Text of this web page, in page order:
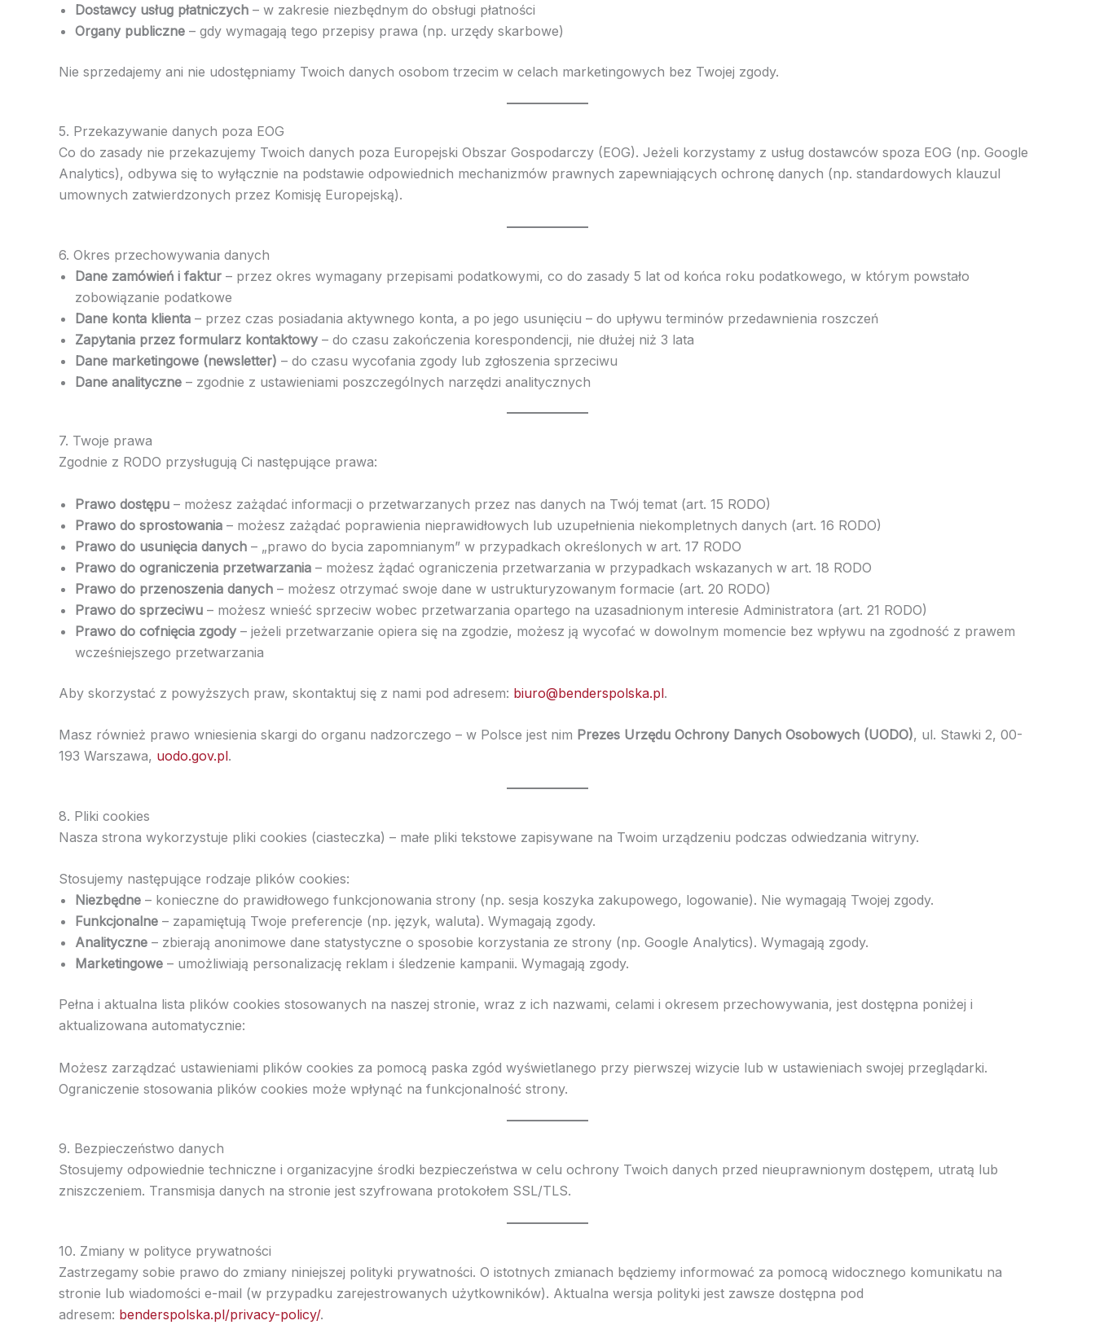
Dostawcy usług płatniczych – w zakresie niezbędnym do obsługi płatności
Organy publiczne – gdy wymagają tego przepisy prawa (np. urzędy skarbowe)
Nie sprzedajemy ani nie udostępniamy Twoich danych osobom trzecim w celach marketingowych bez Twojej zgody.
5. Przekazywanie danych poza EOG
Co do zasady nie przekazujemy Twoich danych poza Europejski Obszar Gospodarczy (EOG). Jeżeli korzystamy z usług dostawców spoza EOG (np. Google
Analytics), odbywa się to wyłącznie na podstawie odpowiednich mechanizmów prawnych zapewniających ochronę danych (np. standardowych klauzul
umownych zatwierdzonych przez Komisję Europejską).
6. Okres przechowywania danych
Dane zamówień i faktur – przez okres wymagany przepisami podatkowymi, co do zasady 5 lat od końca roku podatkowego, w którym powstało
zobowiązanie podatkowe
Dane konta klienta – przez czas posiadania aktywnego konta, a po jego usunięciu – do upływu terminów przedawnienia roszczeń
Zapytania przez formularz kontaktowy – do czasu zakończenia korespondencji, nie dłużej niż 3 lata
Dane marketingowe (newsletter) – do czasu wycofania zgody lub zgłoszenia sprzeciwu
Dane analityczne – zgodnie z ustawieniami poszczególnych narzędzi analitycznych
7. Twoje prawa
Zgodnie z RODO przysługują Ci następujące prawa:
Prawo dostępu – możesz zażądać informacji o przetwarzanych przez nas danych na Twój temat (art. 15 RODO)
Prawo do sprostowania – możesz zażądać poprawienia nieprawidłowych lub uzupełnienia niekompletnych danych (art. 16 RODO)
Prawo do usunięcia danych – „prawo do bycia zapomnianym” w przypadkach określonych w art. 17 RODO
Prawo do ograniczenia przetwarzania – możesz żądać ograniczenia przetwarzania w przypadkach wskazanych w art. 18 RODO
Prawo do przenoszenia danych – możesz otrzymać swoje dane w ustrukturyzowanym formacie (art. 20 RODO)
Prawo do sprzeciwu – możesz wnieść sprzeciw wobec przetwarzania opartego na uzasadnionym interesie Administratora (art. 21 RODO)
Prawo do cofnięcia zgody – jeżeli przetwarzanie opiera się na zgodzie, możesz ją wycofać w dowolnym momencie bez wpływu na zgodność z prawem
wcześniejszego przetwarzania
Aby skorzystać z powyższych praw, skontaktuj się z nami pod adresem: biuro@benderspolska.pl.
Masz również prawo wniesienia skargi do organu nadzorczego – w Polsce jest nim Prezes Urzędu Ochrony Danych Osobowych (UODO), ul. Stawki 2, 00-
193 Warszawa, uodo.gov.pl.
8. Pliki cookies
Nasza strona wykorzystuje pliki cookies (ciasteczka) – małe pliki tekstowe zapisywane na Twoim urządzeniu podczas odwiedzania witryny.
Stosujemy następujące rodzaje plików cookies:
Niezbędne – konieczne do prawidłowego funkcjonowania strony (np. sesja koszyka zakupowego, logowanie). Nie wymagają Twojej zgody.
Funkcjonalne – zapamiętują Twoje preferencje (np. język, waluta). Wymagają zgody.
Analityczne – zbierają anonimowe dane statystyczne o sposobie korzystania ze strony (np. Google Analytics). Wymagają zgody.
Marketingowe – umożliwiają personalizację reklam i śledzenie kampanii. Wymagają zgody.
Pełna i aktualna lista plików cookies stosowanych na naszej stronie, wraz z ich nazwami, celami i okresem przechowywania, jest dostępna poniżej i
aktualizowana automatycznie:
Możesz zarządzać ustawieniami plików cookies za pomocą paska zgód wyświetlanego przy pierwszej wizycie lub w ustawieniach swojej przeglądarki.
Ograniczenie stosowania plików cookies może wpłynąć na funkcjonalność strony.
9. Bezpieczeństwo danych
Stosujemy odpowiednie techniczne i organizacyjne środki bezpieczeństwa w celu ochrony Twoich danych przed nieuprawnionym dostępem, utratą lub
zniszczeniem. Transmisja danych na stronie jest szyfrowana protokołem SSL/TLS.
10. Zmiany w polityce prywatności
Zastrzegamy sobie prawo do zmiany niniejszej polityki prywatności. O istotnych zmianach będziemy informować za pomocą widocznego komunikatu na
stronie lub wiadomości e-mail (w przypadku zarejestrowanych użytkowników). Aktualna wersja polityki jest zawsze dostępna pod
adresem: benderspolska.pl/privacy-policy/.